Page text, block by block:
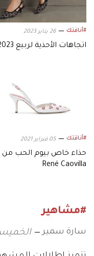
#أناقتك 26 يناير 2023
اتجاهات الأحذية لربيع 2023
#أناقتك 05 فبراير 2021
حذاء خاص بيوم الحب من
René Caovilla
#مشاهير
سارة سمير الخميس 2 يونيو